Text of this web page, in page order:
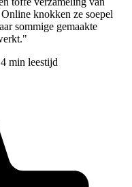
knokken ze soepel
sommige gemaakte
4 min leestijd